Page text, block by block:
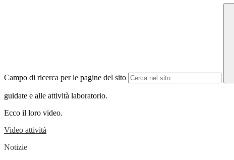
Campo di ricerca per le pagine del sito
guidate e alle attività laboratorio.
Ecco il loro video.
Video attività
Notizie